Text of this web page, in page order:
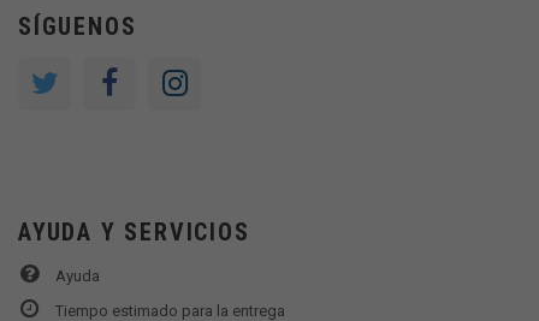
SÍGUENOS
AYUDA Y SERVICIOS
Ayuda
Tiempo estimado para la entrega